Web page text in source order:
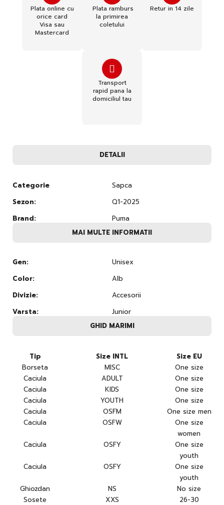
Plata online cu
orice card
Visa sau
Mastercard
Plata ramburs
la primirea
coletului
Retur in 14 zile
Transport
rapid pana la
domiciliul tau
DETALII
Categorie
Sapca
Sezon:
Q1-2025
Brand:
Puma
MAI MULTE INFORMATII
Gen:
Unisex
Color:
Alb
Divizie:
Accesorii
Varsta:
Junior
GHID MARIMI
Tip Size INTL
Size EU
Borseta
MISC
One size
Caciula
ADULT
One size
Caciula
KIDS
One size
Caciula
YOUTH
One size
Caciula
OSFM
One size men
Caciula
OSFW
One size
women
Caciula
OSFY
One size
youth
Caciula
OSFY
One size
youth
Ghiozdan
NS
No size
Sosete
XXS
26-30